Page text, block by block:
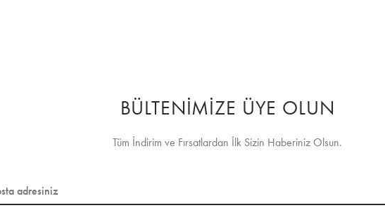
BÜLTENİMİZE ÜYE OLUN
Tüm İndirim ve Fırsatlardan İlk Sizin Haberiniz Olsun.